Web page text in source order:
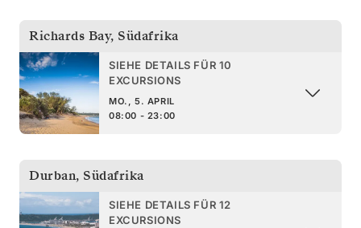
Richards Bay, Südafrika
SIEHE DETAILS FÜR 10
EXCURSIONS
MO., 5. APRIL
08:00 - 23:00
Durban, Südafrika
SIEHE DETAILS FÜR 12
EXCURSIONS